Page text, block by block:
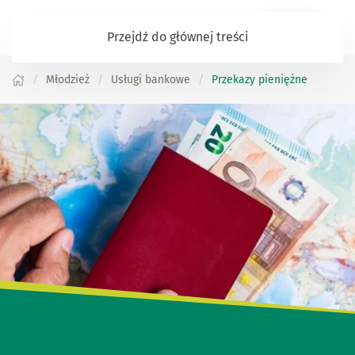
Przejdź do głównej treści
Młodzież Usługi bankowe Przekazy pieniężne